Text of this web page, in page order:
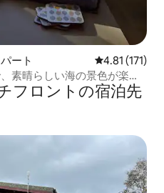
ート レビュー171
4.81 (171)
素晴らしい海の景色が楽し
フロントの宿泊先